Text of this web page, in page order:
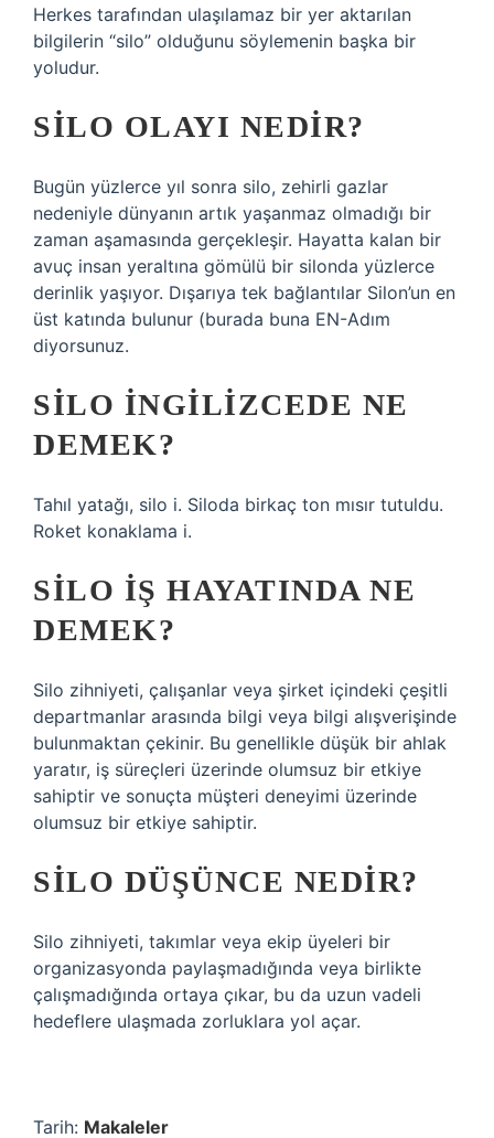
Herkes tarafından ulaşılamaz bir yer aktarılan
bilgilerin “silo” olduğunu söylemenin başka bir
yoludur.
SILO OLAYI NEDIR?
Bugün yüzlerce yıl sonra silo, zehirli gazlar
nedeniyle dünyanın artık yaşanmaz olmadığı bir
zaman aşamasında gerçekleşir. Hayatta kalan bir
avuç insan yeraltına gömülü bir silonda yüzlerce
derinlik yaşıyor. Dışarıya tek bağlantılar Silon’un en
üst katında bulunur (burada buna EN-Adım
diyorsunuz.
SILO INGILIZCEDE NE
DEMEK?
Tahıl yatağı, silo i. Siloda birkaç ton mısır tutuldu.
Roket konaklama i.
SILO IŞ HAYATINDA NE
DEMEK?
Silo zihniyeti, çalışanlar veya şirket içindeki çeşitli
departmanlar arasında bilgi veya bilgi alışverişinde
bulunmaktan çekinir. Bu genellikle düşük bir ahlak
yaratır, iş süreçleri üzerinde olumsuz bir etkiye
sahiptir ve sonuçta müşteri deneyimi üzerinde
olumsuz bir etkiye sahiptir.
SILO DÜŞÜNCE NEDIR?
Silo zihniyeti, takımlar veya ekip üyeleri bir
organizasyonda paylaşmadığında veya birlikte
çalışmadığında ortaya çıkar, bu da uzun vadeli
hedeflere ulaşmada zorluklara yol açar.
Tarih: Makaleler